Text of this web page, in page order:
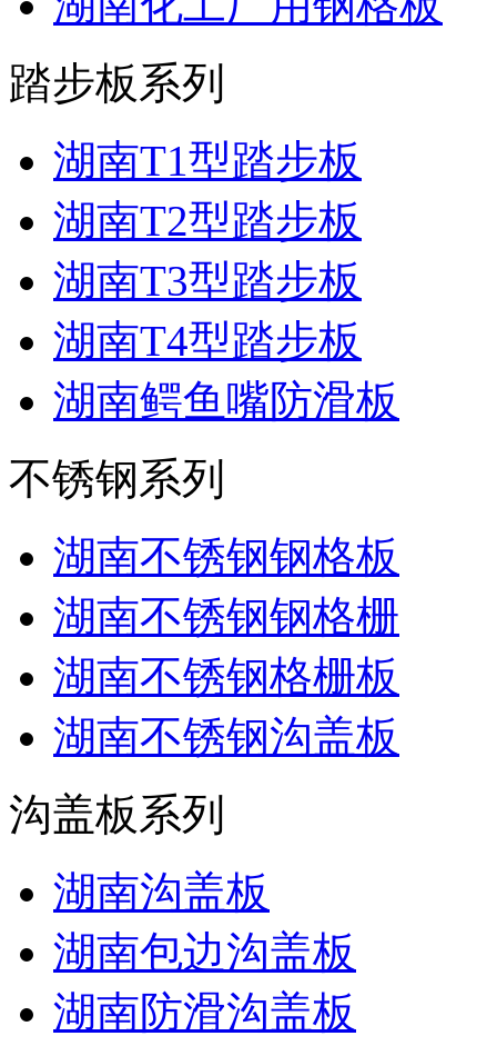
踏步板系列
湖南T1型踏步板
湖南T2型踏步板
湖南T3型踏步板
湖南T4型踏步板
湖南鳄鱼嘴防滑板
不锈钢系列
湖南不锈钢钢格板
湖南不锈钢钢格栅
湖南不锈钢格栅板
湖南不锈钢沟盖板
沟盖板系列
湖南沟盖板
湖南包边沟盖板
湖南防滑沟盖板